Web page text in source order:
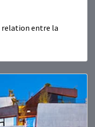
relation entre la